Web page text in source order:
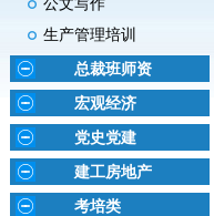
生产管理培训
总裁班师资
宏观经济
党史党建
建工房地产
考培类